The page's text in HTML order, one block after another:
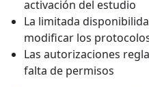
activación del estudio
La limitada
modificar los
Las autorizaciones
falta de permisos